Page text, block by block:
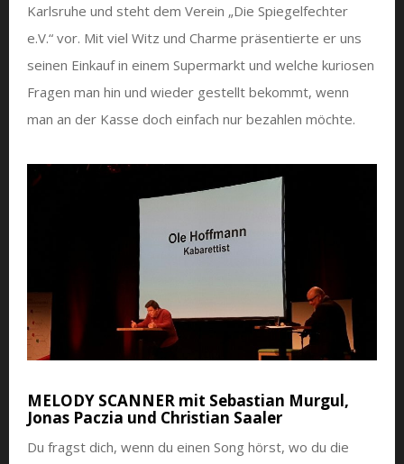
Karlsruhe und steht dem Verein „Die Spiegelfechter
e.V.“ vor. Mit viel Witz und Charme präsentierte er uns
seinen Einkauf in einem Supermarkt und welche kuriosen
Fragen man hin und wieder gestellt bekommt, wenn
man an der Kasse doch einfach nur bezahlen möchte.
MELODY SCANNER mit Sebastian Murgul,
Jonas Paczia und Christian Saaler
Du fragst dich, wenn du einen Song hörst, wo du die